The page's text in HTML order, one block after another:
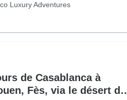
Luxury Adventures
de Casablanca à
Fès, via le désert du